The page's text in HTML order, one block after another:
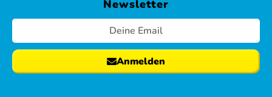
Newsletter
Anmelden